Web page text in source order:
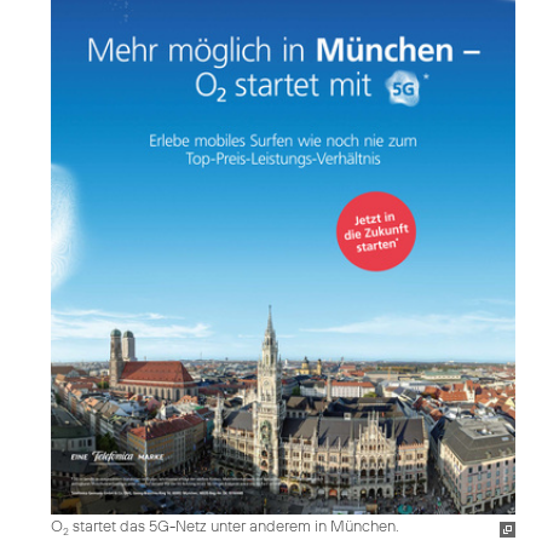
O2 startet das 5G-Netz unter anderem in München.